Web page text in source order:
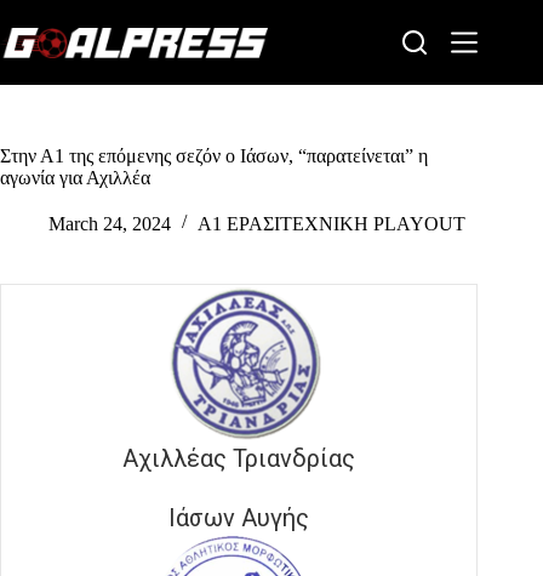
to
content
Στην Α1 της επόμενης σεζόν ο Ιάσων, “παρατείνεται” η
αγωνία για Αχιλλέα
March 24, 2024 Α1 ΕΡΑΣΙΤΕΧΝΙΚΗ PLAYOUT
Αχιλλέας Τριανδρίας
Ιάσων Αυγής